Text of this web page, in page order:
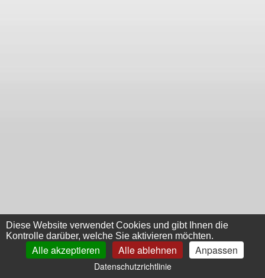
Diese Website verwendet Cookies und gibt Ihnen die
Kontrolle darüber, welche Sie aktivieren möchten.
Alle akzeptieren Alle ablehnen Anpassen
Datenschutzrichtlinie